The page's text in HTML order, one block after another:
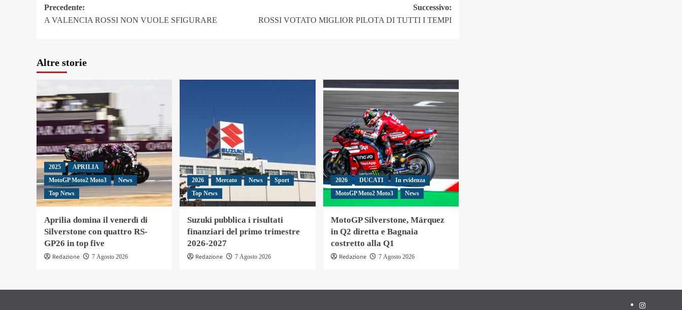
Navigazione
articolo
Precedente:
A VALENCIA ROSSI NON VUOLE SFIGURARE
Successivo:
ROSSI VOTATO MIGLIOR PILOTA DI TUTTI I TEMPI
Altre storie
2025
APRILIA
MotoGP Moto2 Moto3
News
Top News
Aprilia domina il venerdì di
Silverstone con quattro RS-
GP26 in top five
Redazione 7 Agosto 2026
2026 Mercato News
Sport
Top News
Suzuki pubblica i risultati
finanziari del primo trimestre
2026-2027
Redazione 7 Agosto 2026
2026 DUCATI
In evidenza
MotoGP Moto2 Moto3
News
MotoGP Silverstone, Márquez
in Q2 diretta e Bagnaia
costretto alla Q1
Redazione 7 Agosto 2026
Instagram